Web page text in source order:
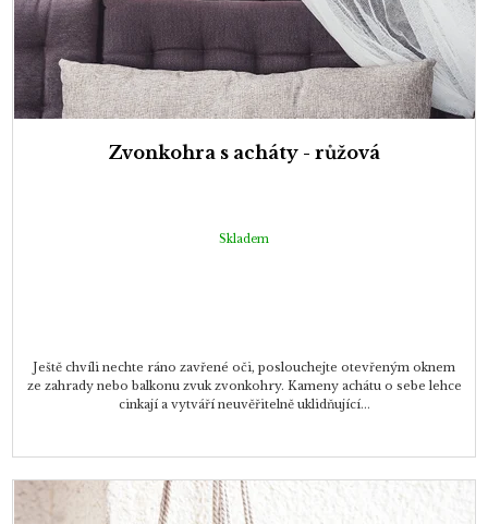
Zvonkohra s acháty - růžová
Skladem
Ještě chvíli nechte ráno zavřené oči, poslouchejte otevřeným oknem
ze zahrady nebo balkonu zvuk zvonkohry. Kameny achátu o sebe lehce
cinkají a vytváří neuvěřitelně uklidňující...